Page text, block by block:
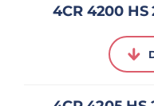
4CR 4200 HS